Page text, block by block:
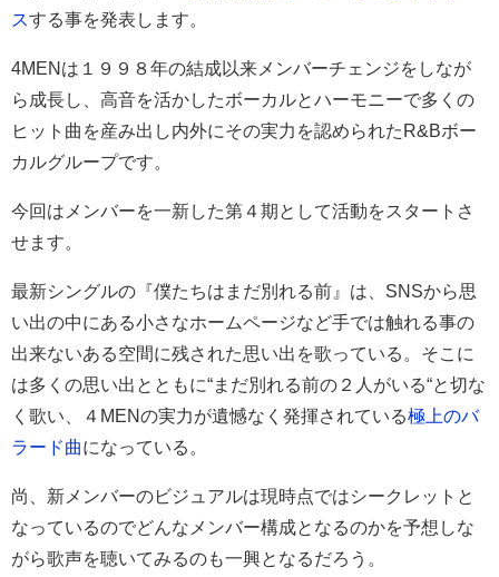
スする事を発表します。
4MENは１９９８年の結成以来メンバーチェンジをしなが
ら成長し、高音を活かしたボーカルとハーモニーで多くの
ヒット曲を産み出し内外にその実力を認められたR&Bボー
カルグループです。
今回はメンバーを一新した第４期として活動をスタートさ
せます。
最新シングルの『僕たちはまだ別れる前』は、SNSから思
い出の中にある小さなホームページなど手では触れる事の
出来ないある空間に残された思い出を歌っている。そこに
は多くの思い出とともに“まだ別れる前の２人がいる“と切な
く歌い、４MENの実力が遺憾なく発揮されている極上のバ
ラード曲になっている。
尚、新メンバーのビジュアルは現時点ではシークレットと
なっているのでどんなメンバー構成となるのかを予想しな
がら歌声を聴いてみるのも一興となるだろう。